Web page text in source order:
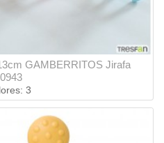
GAMBERRITOS Jirafa
3